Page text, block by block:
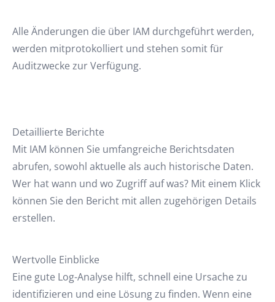
Alle Änderungen die über IAM durchgeführt werden,
werden mitprotokolliert und stehen somit für
Auditzwecke zur Verfügung.
Detaillierte Berichte
Mit IAM können Sie umfangreiche Berichtsdaten
abrufen, sowohl aktuelle als auch historische Daten.
Wer hat wann und wo Zugriff auf was? Mit einem Klick
können Sie den Bericht mit allen zugehörigen Details
erstellen.
Wertvolle Einblicke
Eine gute Log-Analyse hilft, schnell eine Ursache zu
identifizieren und eine Lösung zu finden. Wenn eine